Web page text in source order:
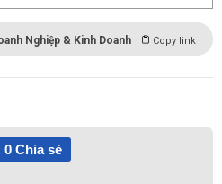
Nghiệp & Kinh Doanh Copy link
0Chia sẻ